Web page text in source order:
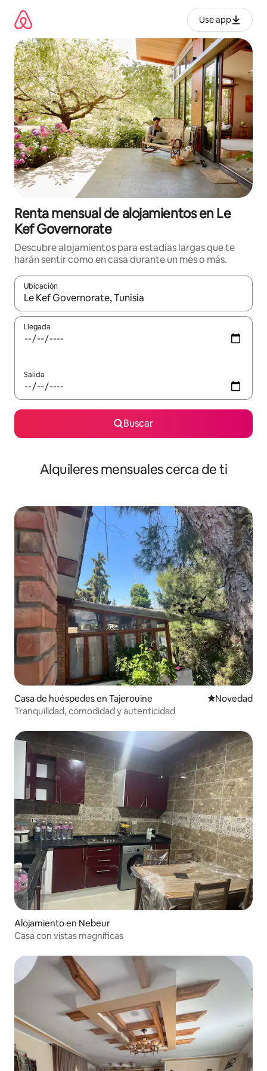
contenido
Use app
Renta mensual de alojamientos en Le
Kef Governorate
Descubre alojamientos para estadías largas que te
harán sentir como en casa durante un mes o más.
Ubicación
Cuando los resultados estén disponibles, navega con las
Llegada
Salida
Buscar
Alquileres mensuales cerca de ti
Casa de huéspedes en Tajerouine Lugar para
Novedad
Tranquilidad, comodidad y autenticidad
Alojamiento en Nebeur
Casa con vistas magníficas